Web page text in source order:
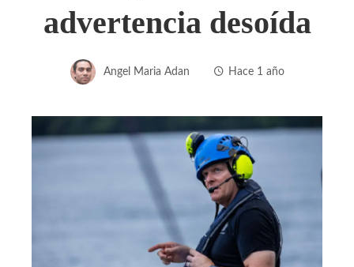
advertencia desoída
Angel Maria Adan Hace 1 año